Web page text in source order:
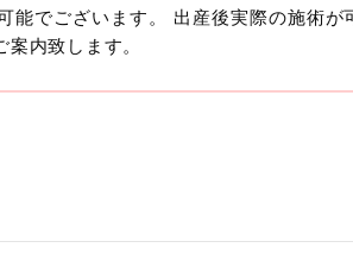
情報」とは、生存する個人に関する
個人を識別できるもの又は個人識別符
のままでは特定の個人を識別できな
）。
能でございます。 出産後実際の施術が
内致します。